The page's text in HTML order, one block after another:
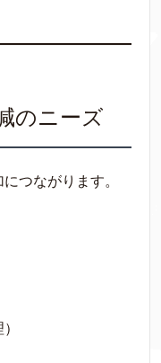
のニーズ
つながります。